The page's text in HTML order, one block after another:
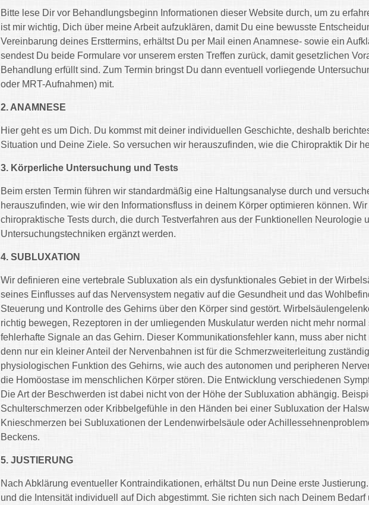
Bitte lese Dir vor Behandlungsbeginn Informationen dieser Website durch, um zu
ist mir wichtig, Dich über meine Arbeit aufzuklären, damit Du eine bewusste
Vereinbarung deines Ersttermins, erhältst Du per Mail einen Anamnese- sowie ein
sendest Du beide Formulare vor unserem ersten Treffen zurück, damit gesetzlichen
Behandlung erfüllt sind. Zum Termin bringst Du dann eventuell vorliegende
oder MRT-Aufnahmen) mit.
2. ANAMNESE
Hier geht es um Dich. Du kommst mit deiner individuellen Geschichte, deshalb
Situation und Deine Ziele. So versuchen wir herauszufinden, wie die Chiropraktik Dir
3. Körperliche Untersuchung und Tests
Beim ersten Termin führen wir standardmäßig eine Haltungsanalyse durch und
herauszufinden, wie wir den Informationsfluss in deinem Körper optimieren können.
chiropraktische Tests durch, die durch Testverfahren aus der Funktionellen Neurologie
Untersuchungstechniken ergänzt werden.
4. SUBLUXATION
Wir definieren eine vertebrale Subluxation als ein dysfunktionales Gebiet in der
seines Einflusses auf das Nervensystem negativ auf die Gesundheit und das
Steuerung und Kontrolle des Gehirns über den Körper sind gestört.
richtig bewegen, Rezeptoren in der umliegenden Muskulatur werden nicht mehr
fehlerhafte Signale an das Gehirn. Dieser Kommunikationsfehler kann, muss aber
denn nur ein kleiner Anteil der Nervenbahnen ist für die Schmerzweiterleitung
physiologischen Funktion des Gehirns, wie auch des autonomen und peripheren
die Homöostase im menschlichen Körper stören. Die Entwicklung verschiedenen
Die Art der Beschwerden ist dabei nicht von der Höhe der Subluxation abhängig.
Schulterschmerzen oder Kribbelgefühle in den Händen bei einer Subluxation der
Knieschmerzen bei Subluxationen der Lendenwirbelsäule oder
Beckens.
5. JUSTIERUNG
Nach Abklärung eventueller Kontraindikationen, erhältst Du nun Deine erste
und die Intensität individuell auf Dich abgestimmt. Sie richten sich nach Deinem